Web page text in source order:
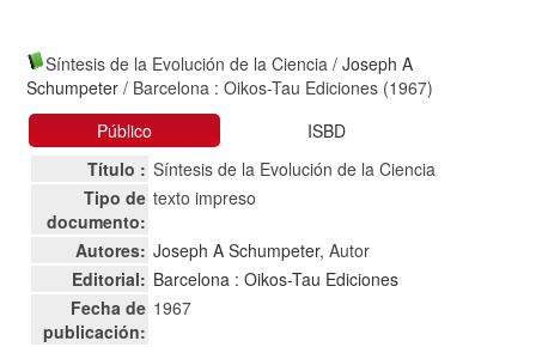
Síntesis de la Evolución de la Ciencia /Joseph A
Schumpeter / Barcelona : Oikos-Tau Ediciones (1967)
Público
ISBD
Título : Síntesis de la Evolución de la Ciencia
Tipo de
documento:
texto impreso
Autores: Joseph A Schumpeter, Autor
Editorial: Barcelona : Oikos-Tau Ediciones
Fecha de
publicación:
1967